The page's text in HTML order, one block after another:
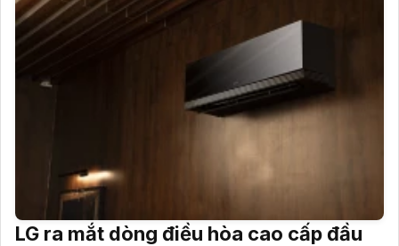
LG ra mắt dòng điều hòa cao cấp đầu